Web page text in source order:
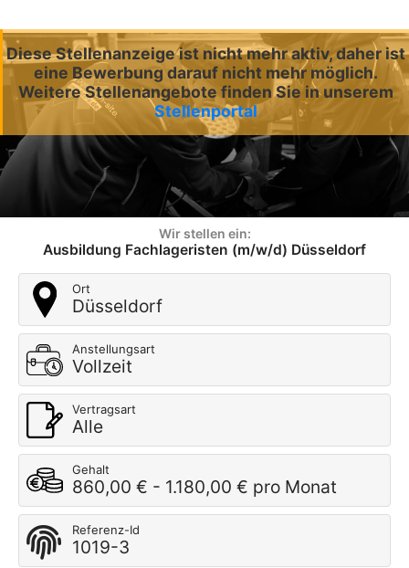
Diese Stellenanzeige ist nicht mehr aktiv, daher ist
eine Bewerbung darauf nicht mehr möglich.
Weitere Stellenangebote finden Sie in unserem
Stellenportal
Wir stellen ein:
Ausbildung Fachlageristen (m/w/d) Düsseldorf
Ort
Düsseldorf
Anstellungsart
Vollzeit
Vertragsart
Alle
Gehalt
860,00 € - 1.180,00 € pro Monat
Referenz-Id
1019-3